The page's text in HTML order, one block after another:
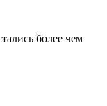
более чем